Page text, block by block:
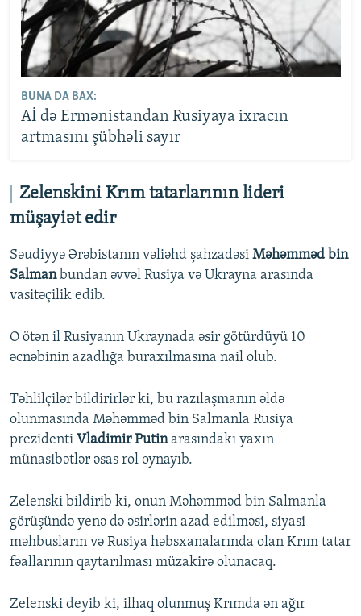
BUNA DA BAX:
Aİ də Ermənistandan Rusiyaya ixracın
artmasını şübhəli sayır
Zelenskini Krım tatarlarının lideri
müşayiət edir
Səudiyyə Ərəbistanın vəliəhd şahzadəsi Məhəmməd bin
Salmanbundan əvvəl Rusiya və Ukrayna arasında
vasitəçilik edib.
O ötən il Rusiyanın Ukraynada əsir götürdüyü 10
əcnəbinin azadlığa buraxılmasına nail olub.
Təhlilçilər bildirirlər ki, bu razılaşmanın əldə
olunmasında Məhəmməd bin Salmanla Rusiya
prezidenti Vladimir Putinarasındakı yaxın
münasibətlər əsas rol oynayıb.
Zelenski bildirib ki, onun Məhəmməd bin Salmanla
görüşündə yenə də əsirlərin azad edilməsi, siyasi
məhbusların və Rusiya həbsxanalarında olan Krım tatar
fəallarının qaytarılması müzakirə olunacaq.
Zelenski deyib ki, ilhaq olunmuş Krımda ən ağır